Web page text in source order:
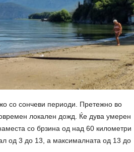
со сончеви периоди. Претежно во
локален дожд. Ќе дува умерен
со брзина од над 60 километри
од 3 до 13, а максималната од 13 до